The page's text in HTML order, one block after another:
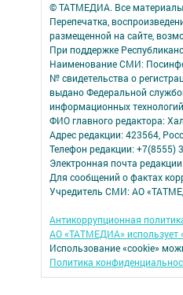
© ТАТМЕДИА. Все
Перепечатка,
размещенной на сайте,
При поддержке
Наименование СМИ:
№ свидетельства о
выдано Федеральной
информационных
ФИО главного редактора:
Адрес редакции: 423564,
Телефон редакции: +7(8555)
Электронная почта
Для сообщений о фактах
Учредитель СМИ: АО
Антикоррупционная
АО «ТАТМЕДИА» использует
Использование «cookie»
Политика